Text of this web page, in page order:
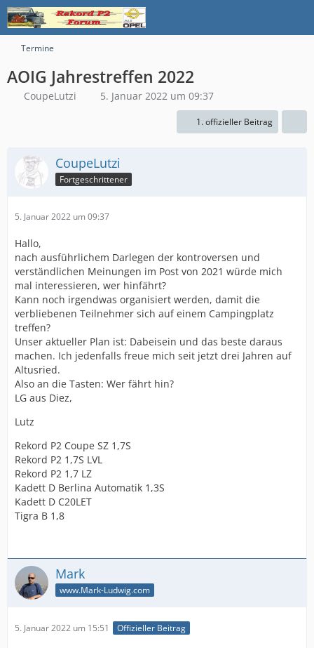
Termine
AOIG Jahrestreffen 2022
CoupeLutzi 5. Januar 2022 um 09:37
1. offizieller Beitrag
CoupeLutzi
Fortgeschrittener
5. Januar 2022 um 09:37
Hallo,
nach ausführlichem Darlegen der kontroversen und
verständlichen Meinungen im Post von 2021 würde mich
mal interessieren, wer hinfährt?
Kann noch irgendwas organisiert werden, damit die
verbliebenen Teilnehmer sich auf einem Campingplatz
treffen?
Unser aktueller Plan ist: Dabeisein und das beste daraus
machen. Ich jedenfalls freue mich seit jetzt drei Jahren auf
Altusried.
Also an die Tasten: Wer fährt hin?
LG aus Diez,
Lutz
Rekord P2 Coupe SZ 1,7S
Rekord P2 1,7S LVL
Rekord P2 1,7 LZ
Kadett D Berlina Automatik 1,3S
Kadett D C20LET
Tigra B 1,8
Mark
www.Mark-Ludwig.com
5. Januar 2022 um 15:51 Offizieller Beitrag